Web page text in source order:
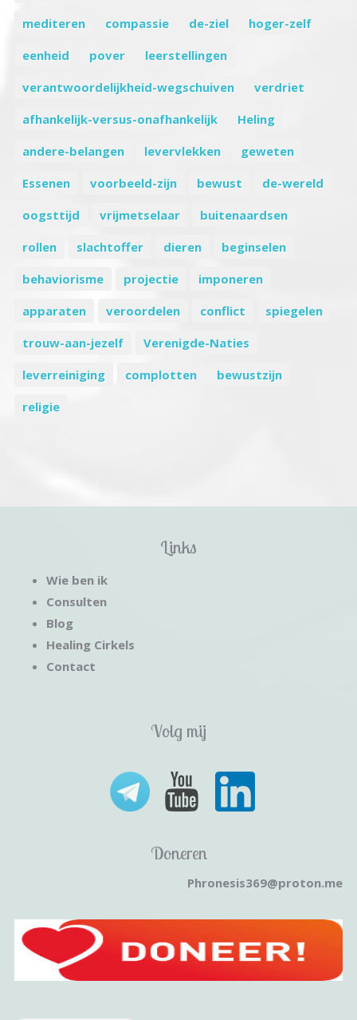
mediteren
compassie de-ziel
hoger-zelf
eenheid
pover
leerstellingen
verantwoordelijkheid-wegschuiven
verdriet
afhankelijk-versus-onafhankelijk
Heling
andere-belangen
levervlekken
geweten
Essenen
voorbeeld-zijn bewust
de-wereld
oogsttijd
vrijmetselaar
buitenaardsen
rollen
slachtoffer dieren
beginselen
behaviorisme
projectie
imponeren
apparaten
veroordelen conflict
spiegelen
trouw-aan-jezelf
Verenigde-Naties
leverreiniging
complotten
bewustzijn
religie
Links
Wie ben ik
Consulten
Blog
Healing Cirkels
Contact
Volg mij
Doneren
Phronesis369@proton.me